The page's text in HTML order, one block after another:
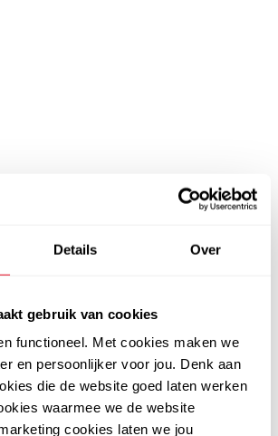
Details Over
gebruik van cookies
functioneel. Met cookies maken we
en persoonlijker voor jou. Denk aan
die de website goed laten werken
waarmee we de website
cookies laten we jou